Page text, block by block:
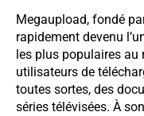
Megaupload, fondé
rapidement devenu
les plus populaires
utilisateurs de
toutes sortes, des
séries télévisées. À